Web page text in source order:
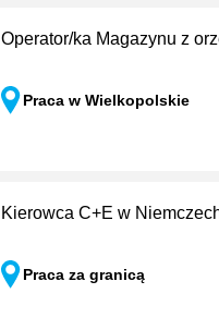
Operator/ka Magazynu z
Praca w Wielkopolskie
Kierowca C+E w
Praca za granicą